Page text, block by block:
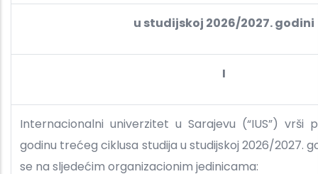
u studijskoj 2026/2027. godini
I
Internacionalni univerzitet u Sarajevu (“IUS”) vrši
godinu trećeg ciklusa studija u studijskoj 2026/2027.
se na sljedećim organizacionim jedinicama: